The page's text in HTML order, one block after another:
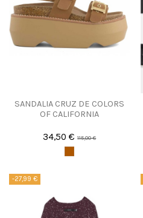
SANDALIA CRUZ DE COLORS
OF CALIFORNIA
34,50 €115,00 €
-27,99 €